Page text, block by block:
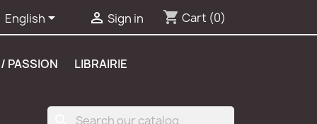
English  Sign in shopping_cart Cart (0)
PASSION LIBRAIRIE